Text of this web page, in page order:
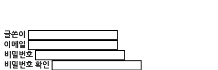
글쓴이
이메일
비밀번호
비밀번호 확인